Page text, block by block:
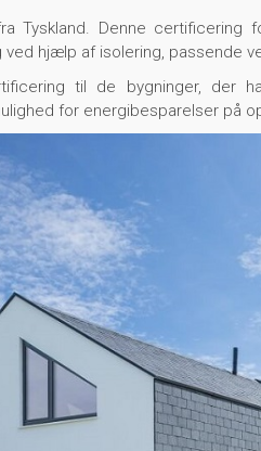
Tyskland. Denne
ved hjælp af isolering, passende
til de bygninger, der
for energibesparelser på